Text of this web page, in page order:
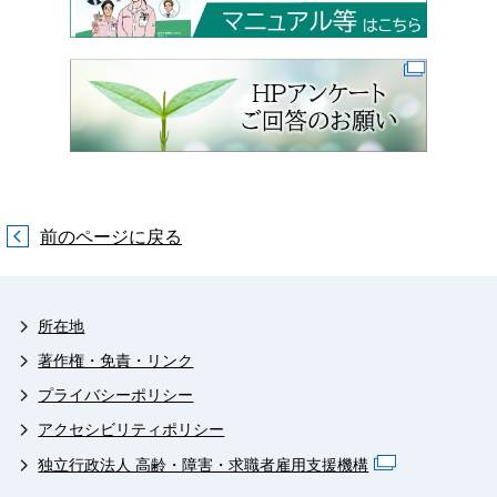
前のページに戻る
所在地
著作権・免責・リンク
プライバシーポリシー
アクセシビリティポリシー
独立行政法人 高齢・障害・求職者雇用支援機構